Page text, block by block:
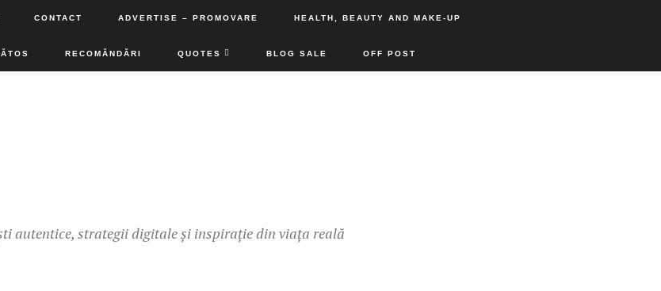
CONTACT ADVERTISE – PROMOVARE HEALTH, BEAUTY AND MAKE-UP
RECOMĂNDĂRI QUOTES BLOG SALE OFF POST
autentice, strategii digitale și inspirație din viața reală